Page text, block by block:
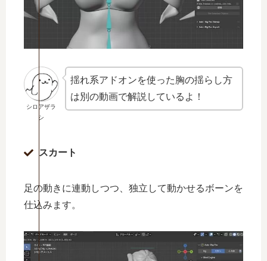
シロアザラ
シ
揺れ系アドオンを使った胸の揺らし方
は別の動画で解説しているよ！
スカート
足の動きに連動しつつ、独立して動かせるボーンを
仕込みます。